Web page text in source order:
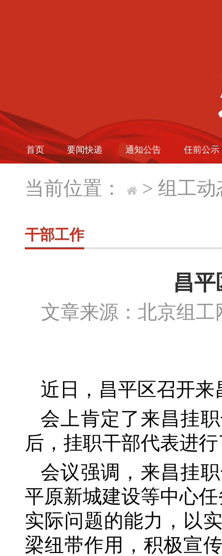
首页 要闻快递 通知公告 任前公示
当前位置： > 组工动
干部工作
昌
文章来源：北京
近日，昌平区召开
会上肯定了来昌挂
后，挂职干部代表进
会议强调，来昌挂
平原新城建设等中心
实际问题的能力，以
梁纽带作用，积极宣